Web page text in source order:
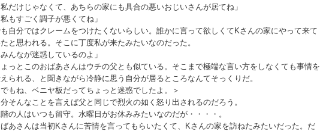
私だけじゃなくて、あちらの家にも具合の悪いおじいさんが居てね」
私もすごく調子が悪くてね」
自分ではクレームをつけたくないらしい。誰かに言って欲しくてKさんの家にやって来て
と思われる。そこに丁度私が来たみたいなのだった。
みんなが迷惑しているのよ」
っとこのおばあさんはウチの父とも似ている。そこまで極端な言い方をしなくても事情を
られる、と聞きながら冷静に思う自分が居るところなんてそっくりだ。
でもね、ベニヤ板だってちょっと迷惑でしたよ。＞
そんなことを言えば父と同じで烈火の如く怒り出されるのだろう。
の人はいつも留守。水曜日がお休みみたいなのだが・・・・。
あさんは当初Kさんに苦情を言ってもらいたくて、Kさんの家を訪ねたみたいだった。だ